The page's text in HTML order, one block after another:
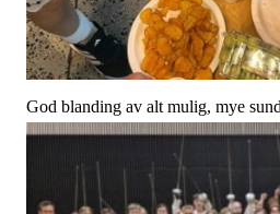
God blanding av alt mulig, mye